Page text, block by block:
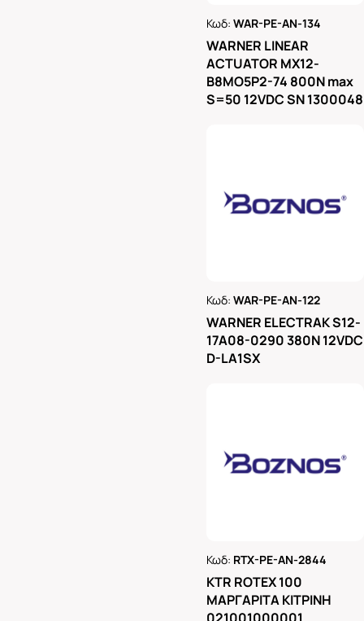
Κωδ:WAR-PE-AN-134
WARNER LINEAR
ACTUATOR MX12-
B8MO5P2-74 800N max
S=50 12VDC SN 1300048
Κωδ:WAR-PE-AN-122
WARNER ELECTRAK S12-
17A08-0290 380N 12VDC
D-LA1SX
Κωδ: RTX-PE-AN-2844
KTR ROTEX 100
ΜΑΡΓΑΡΙΤΑ ΚΙΤΡΙΝΗ
021001000001